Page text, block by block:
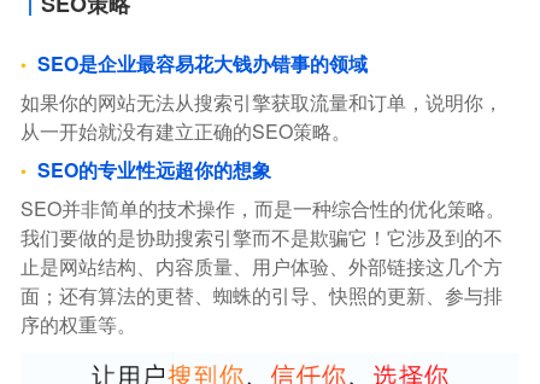
SEO是企业最容易花大钱办错事的领域
如果你的网站无法从搜索引擎获取流量和订单，说明你，
从一开始就没有建立正确的SEO策略。
SEO的专业性远超你的想象
SEO并非简单的技术操作，而是一种综合性的优化策略。
我们要做的是协助搜索引擎而不是欺骗它！它涉及到的不
止是网站结构、内容质量、用户体验、外部链接这几个方
面；还有算法的更替、蜘蛛的引导、快照的更新、参与排
序的权重等。